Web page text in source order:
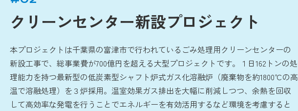
クリーンセンター新設プロジェクト
本プロジェクトは千葉県の富津市で行われているごみ処理用クリーンセンターの
新設工事で、総事業費が700億円を超える大型プロジェクトです。１日162トンの処
理能力を持つ最新型の低炭素型シャフト炉式ガス化溶融炉（廃棄物を約1800℃の高
温で溶融処理）を３炉採用。温室効果ガス排出を大幅に削減しつつ、余熱を回収
して高効率な発電を行うことでエネルギーを有効活用するなど環境を考慮すると